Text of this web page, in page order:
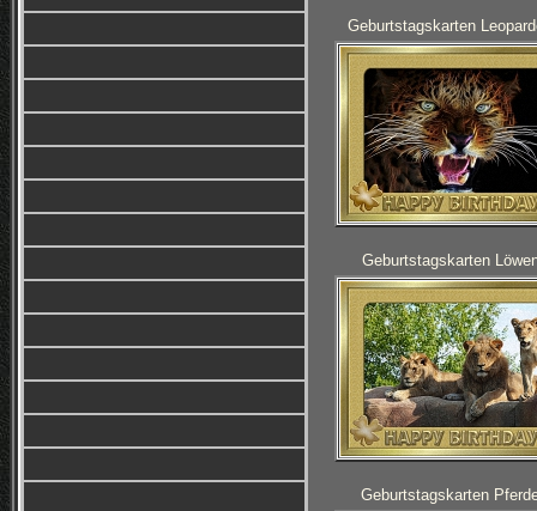
Geburtstagskarten
Geburtstagskarten
Geburtstagskarten